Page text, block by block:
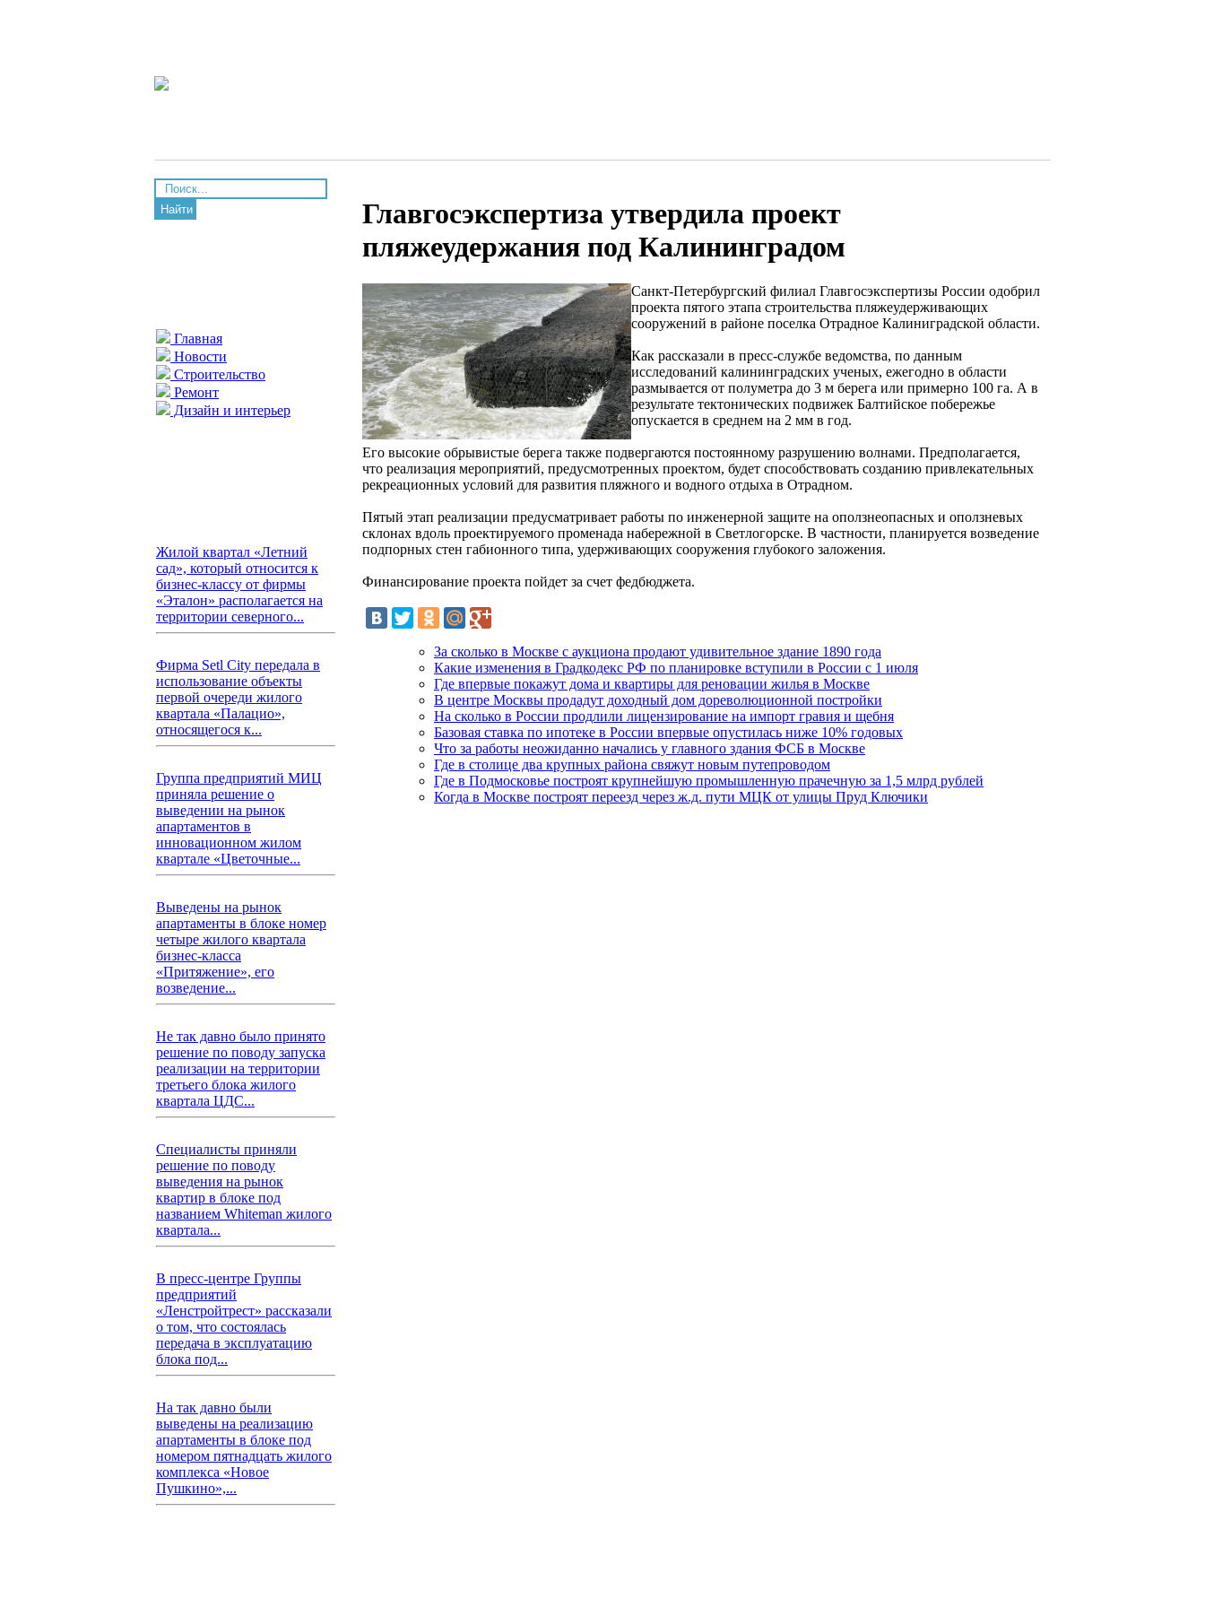
Найти
Главная
Новости
Строительство
Ремонт
Дизайн и интерьер
Жилой квартал «Летний
сад», который относится к
бизнес-классу от фирмы
«Эталон» располагается на
территории северного...
Фирма Setl City передала в
использование объекты
первой очереди жилого
квартала «Палацио»,
относящегося к...
Группа предприятий МИЦ
приняла решение о
выведении на рынок
апартаментов в
инновационном жилом
квартале «Цветочные...
Выведены на рынок
апартаменты в блоке номер
четыре жилого квартала
бизнес-класса
«Притяжение», его
возведение...
Не так давно было принято
решение по поводу запуска
реализации на территории
третьего блока жилого
квартала ЦДС...
Специалисты приняли
решение по поводу
выведения на рынок
квартир в блоке под
названием Whiteman жилого
квартала...
В пресс-центре Группы
предприятий
«Ленстройтрест» рассказали
о том, что состоялась
передача в эксплуатацию
блока под...
На так давно были
выведены на реализацию
апартаменты в блоке под
номером пятнадцать жилого
комплекса «Новое
Пушкино»,...
Главгосэкспертиза утвердила проект
пляжеудержания под Калининградом
Санкт-Петербургский филиал Главгосэкспертизы России одобрил
проекта пятого этапа строительства пляжеудерживающих
сооружений в районе поселка Отрадное Калиниградской области.
Как рассказали в пресс-службе ведомства, по данным
исследований калининградских ученых, ежегодно в области
размывается от полуметра до 3 м берега или примерно 100 га. А в
результате тектонических подвижек Балтийское побережье
опускается в среднем на 2 мм в год.
Его высокие обрывистые берега также подвергаются постоянному разрушению волнами. Предполагается,
что реализация мероприятий, предусмотренных проектом, будет способствовать созданию привлекательных
рекреационных условий для развития пляжного и водного отдыха в Отрадном.
Пятый этап реализации предусматривает работы по инженерной защите на оползнеопасных и оползневых
склонах вдоль проектируемого променада набережной в Светлогорске. В частности, планируется возведение
подпорных стен габионного типа, удерживающих сооружения глубокого заложения.
Финансирование проекта пойдет за счет федбюджета.
За сколько в Москве с аукциона продают удивительное здание 1890 года
Какие изменения в Градкодекс РФ по планировке вступили в России с 1 июля
Где впервые покажут дома и квартиры для реновации жилья в Москве
В центре Москвы продадут доходный дом дореволюционной постройки
На сколько в России продлили лицензирование на импорт гравия и щебня
Базовая ставка по ипотеке в России впервые опустилась ниже 10% годовых
Что за работы неожиданно начались у главного здания ФСБ в Москве
Где в столице два крупных района свяжут новым путепроводом
Где в Подмосковье построят крупнейшую промышленную прачечную за 1,5 млрд рублей
Когда в Москве построят переезд через ж.д. пути МЦК от улицы Пруд Ключики